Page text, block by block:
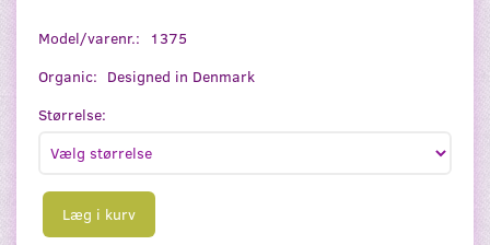
Model/varenr.:
1375
Organic: Designed in Denmark
Størrelse:
Læg i kurv